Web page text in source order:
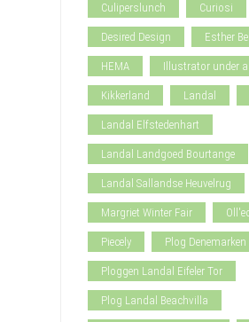
Culiperslunch Curiosi
Desired Design Esther
HEMA Illustrator under
Kikkerland Landal
Landal Elfstedenhart
Landal Landgoed Bourtange
Landal Sallandse Heuvelrug
Margriet Winter Fair
Piecely Plog Denemarken
Ploggen Landal Eifeler Tor
Plog Landal Beachvilla